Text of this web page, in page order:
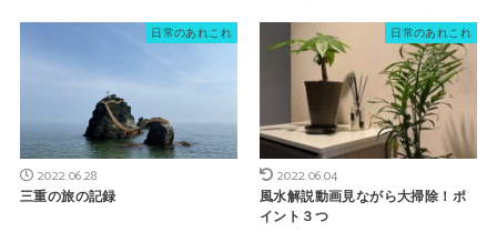
日常のあれこれ
2022.06.28
三重の旅の記録
日常のあれこれ
2022.06.04
風水解説動画見ながら大掃除！ポ
イント３つ